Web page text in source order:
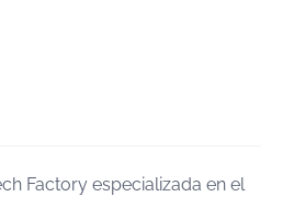
Factory especializada en el